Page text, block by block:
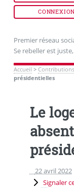
CONNEXION
Premier réseau
Se rebeller est
Accueil > Contributions
présidentielles
Le
22 avril 2022
Signaler